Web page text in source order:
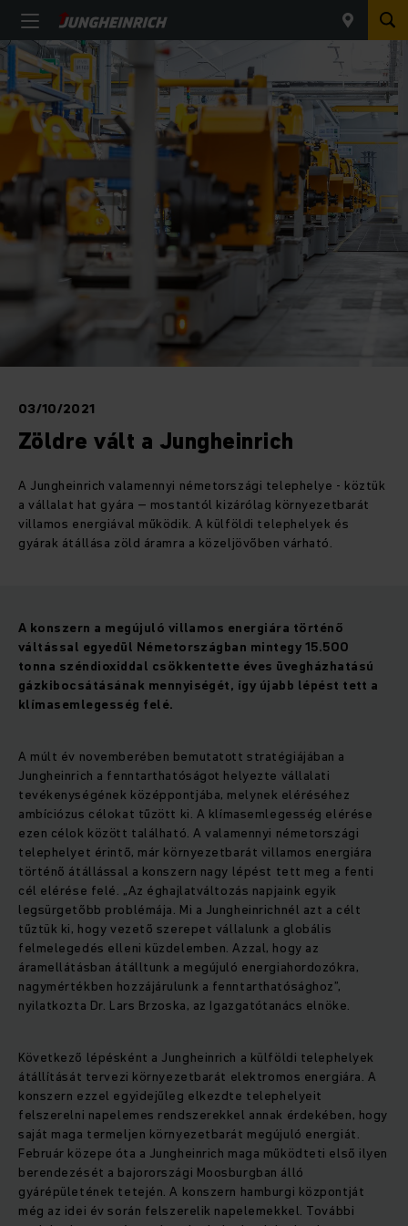
03/10/2021
Zöldre vált a Jungheinrich
A Jungheinrich valamennyi németországi telephelye - köztük
a vállalat hat gyára – mostantól kizárólag környezetbarát
villamos energiával működik. A külföldi telephelyek és
gyárak átállása zöld áramra a közeljövőben várható.
A konszern a megújuló villamos energiára történő
váltással egyedül Németországban mintegy 15.500
tonna széndioxiddal csökkentette éves üvegházhatású
gázkibocsátásának mennyiségét, így újabb lépést tett a
klímasemlegesség felé.
A múlt év novemberében bemutatott stratégiájában a
Jungheinrich a fenntarthatóságot helyezte vállalati
tevékenységének középpontjába, melynek eléréséhez
ambíciózus célokat tűzött ki. A klímasemlegesség elérése
ezen célok között található. A valamennyi németországi
telephelyet érintő, már környezetbarát villamos energiára
történő átállással a konszern nagy lépést tett meg a fenti
cél elérése felé. „Az éghajlatváltozás napjaink egyik
legsürgetőbb problémája. Mi a Jungheinrichnél azt a célt
tűztük ki, hogy vezető szerepet vállalunk a globális
felmelegedés elleni küzdelemben. Azzal, hogy az
áramellátásban átálltunk a megújuló energiahordozókra,
nagymértékben hozzájárulunk a fenntarthatósághoz”,
nyilatkozta Dr. Lars Brzoska, az Igazgatótanács elnöke.
Következő lépésként a Jungheinrich a külföldi telephelyek
átállítását tervezi környezetbarát elektromos energiára. A
konszern ezzel egyidejűleg elkezdte telephelyeit
felszerelni napelemes rendszerekkel annak érdekében, hogy
saját maga termeljen környezetbarát megújuló energiát.
Február közepe óta a Jungheinrich maga működteti első ilyen
berendezését a bajorországi Moosburgban álló
gyárépületének tetején. A konszern hamburgi központját
még az idei év során felszerelik napelemekkel. További